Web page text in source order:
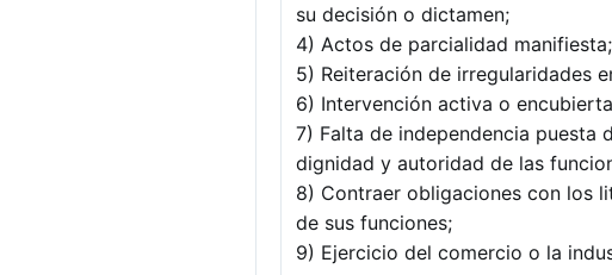
su decisión o dictamen;
4) Actos de parcialidad manifiesta;
5) Reiteración de irregularidades
6) Intervención activa o
7) Falta de independencia puesta
dignidad y autoridad de las
8) Contraer obligaciones con los
de sus funciones;
9) Ejercicio del comercio o la